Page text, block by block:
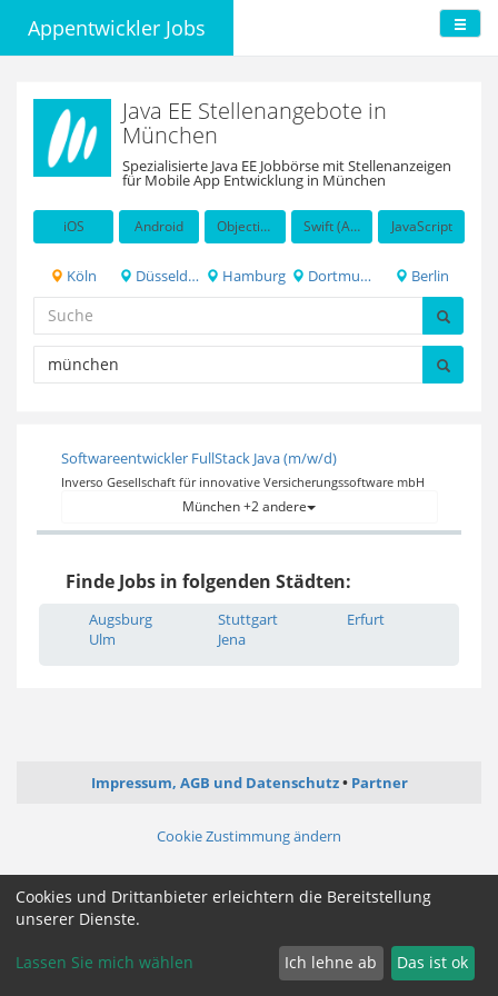
Appentwickler Jobs
Java EE Stellenangebote in
München
Spezialisierte Java EE Jobbörse mit Stellenanzeigen
für Mobile App Entwicklung in München
iOS Android Objective-C Swift (Apple programming language) JavaScript
Köln Düsseldorf Hamburg Dortmund Berlin
Softwareentwickler FullStack Java (m/w/d)
Inverso Gesellschaft für innovative Versicherungssoftware mbH
München +2 andere
Finde Jobs in folgenden Städten:
Augsburg
Ulm
Stuttgart
Jena
Erfurt
Impressum, AGB und Datenschutz Partner
Cookie Zustimmung ändern
Cookies und Drittanbieter erleichtern die Bereitstellung
unserer Dienste.
Lassen Sie mich wählen Ich lehne ab Das ist ok